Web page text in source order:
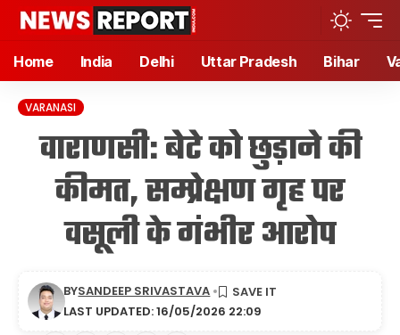
Home India Delhi Uttar Pradesh Bihar
VARANASI
वाराणसी: बेटे को छुड़ाने की
कीमत, सम्प्रेक्षण गृह पर
वसूली के गंभीर आरोप
LAST UPDATED: 16/05/2026 22:09
BYSANDEEP SRIVASTAVA